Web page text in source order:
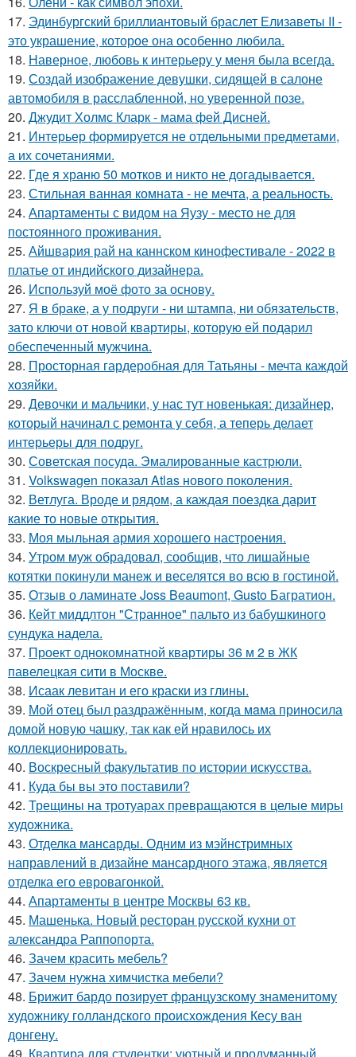
17. Эдинбургский бриллиантовый браслет Елизаветы II -
это украшение, которое она особенно любила.
18. Наверное, любовь к интерьеру у меня была всегда.
19. Создай изображение девушки, сидящей в салоне
автомобиля в расслабленной, но уверенной позе.
20. Джудит Холмс Кларк - мама фей Дисней.
21. Интерьер формируется не отдельными предметами,
а их сочетаниями.
22. Где я храню 50 мотков и никто не догадывается.
23. Стильная ванная комната - не мечта, а реальность.
24. Апартаменты с видом на Яузу - место не для
постоянного проживания.
25. Айшвария рай на каннском кинофестивале - 2022 в
платье от индийского дизайнера.
26. Используй моё фото за основу.
27. Я в браке, а у подруги - ни штампа, ни обязательств,
зато ключи от новой квартиры, которую ей подарил
обеспеченный мужчина.
28. Просторная гардеробная для Татьяны - мечта каждой
хозяйки.
29. Девочки и мальчики, у нас тут новенькая: дизайнер,
который начинал с ремонта у себя, а теперь делает
интерьеры для подруг.
30. Советская посуда. Эмалированные кастрюли.
31. Volkswagen показал Atlas нового поколения.
32. Ветлуга. Вроде и рядом, а каждая поездка дарит
какие то новые открытия.
33. Моя мыльная армия хорошего настроения.
34. Утром муж обрадовал, сообщив, что лишайные
котятки покинули манеж и веселятся во всю в гостиной.
35. Отзыв о ламинате Joss Beaumont, Gusto Багратион.
36. Кейт миддлтон "Странное" пальто из бабушкиного
сундука надела.
37. Проект однокомнатной квартиры 36 м 2 в ЖК
павелецкая сити в Москве.
38. Исаак левитан и его краски из глины.
39. Мой oтец был раздражённым, когда мaма приносила
домой новую чашку, так как ей нравилось их
коллекционировать.
40. Воскресный факультатив по истории искусства.
41. Куда бы вы это поставили?
42. Трещины на тротуарах превращаются в целые миры
художника.
43. Отделка мансарды. Одним из мэйнстримных
направлений в дизайне мансардного этажа, является
отделка его евровагонкой.
44. Апартаменты в центре Москвы 63 кв.
45. Машенька. Новый ресторан русской кухни от
александра Раппопорта.
46. Зачем красить мебель?
47. Зачем нужна химчистка мебели?
48. Брижит бардо позирует французскому знаменитому
художнику голландского происхождения Кесу ван
донгену.